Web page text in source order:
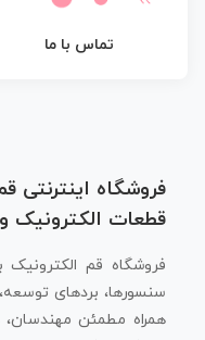
تماس با ما
فروشگاه اینترنتی
قطعات الکترونیک
فروشگاه قم الکترونیک
سنسورها، بردهای
همراه مطمئن مهندسان،